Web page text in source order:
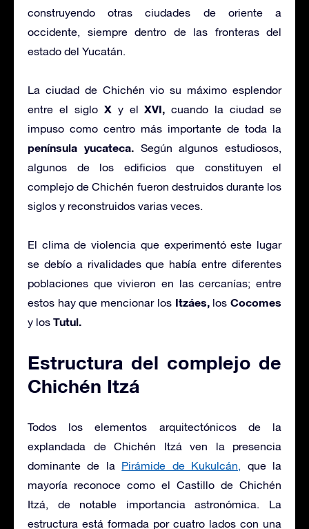
construyendo otras ciudades de oriente a
occidente, siempre dentro de las fronteras del
estado del Yucatán.
La ciudad de Chichén vio su máximo esplendor
entre el siglo Xy elXVI, cuando la ciudad se
impuso como centro más importante de toda la
península yucateca.Según algunos estudiosos,
algunos de los edificios que constituyen el
complejo de Chichén fueron destruidos durante los
siglos y reconstruidos varias veces.
El clima de violencia que experimentó este lugar
se debío a rivalidades que había entre diferentes
poblaciones que vivieron en las cercanías; entre
estos hay que mencionar los Itzáes,losCocomes
y los Tutul.
Estructura del complejo de
Chichén Itzá
Todos los elementos arquitectónicos de la
explandada de Chichén Itzá ven la presencia
dominante de la Pirámide de Kukulcán, que la
mayoría reconoce como el Castillo de Chichén
Itzá, de notable importancia astronómica. La
estructura está formada por cuatro lados con una